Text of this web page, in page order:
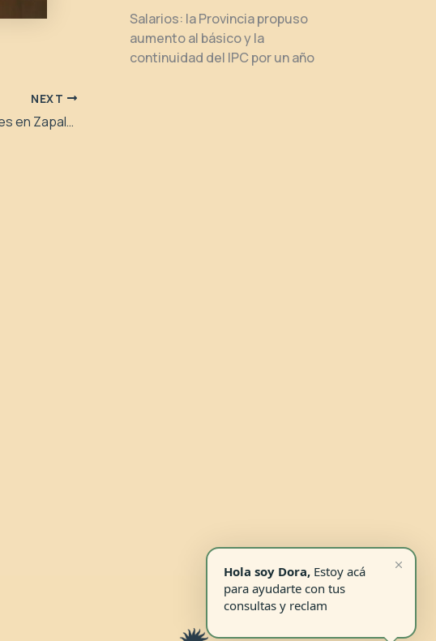
NEXT
Jornada de atención y trámites en Zapala para personas migrantes
Salarios: la Provincia propuso
aumento al básico y la
continuidad del IPC por un año